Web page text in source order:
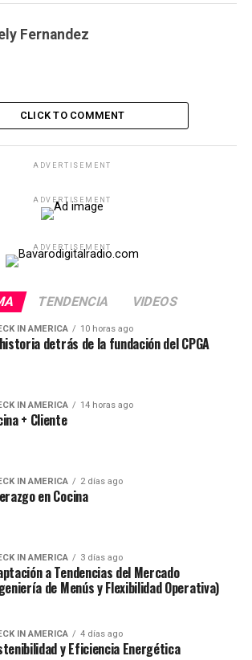
Fernandez
CLICK TO COMMENT
ADVERTISEMENT
ADVERTISEMENT
ADVERTISEMENT
TENDENCIA VIDEOS
IN AMERICA 10 horas ago
detrás de la fundación del CPGA
IN AMERICA 14 horas ago
+ Cliente
IN AMERICA 2 días ago
en Cocina
IN AMERICA 3 días ago
a Tendencias del Mercado
de Menús y Flexibilidad Operativa)
IN AMERICA 4 días ago
y Eficiencia Energética